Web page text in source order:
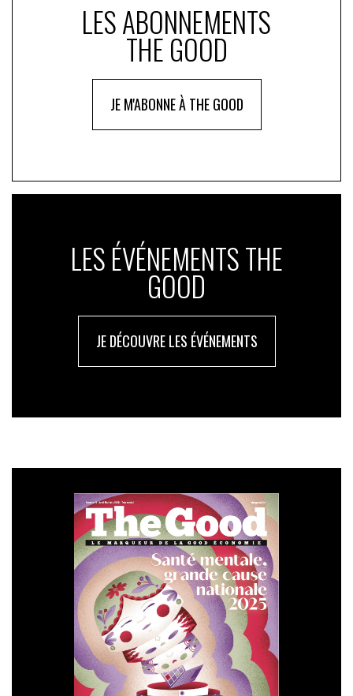
LES ABONNEMENTS
THE GOOD
JE M'ABONNE À THE GOOD
LES ÉVÉNEMENTS THE
GOOD
JE DÉCOUVRE LES ÉVÉNEMENTS